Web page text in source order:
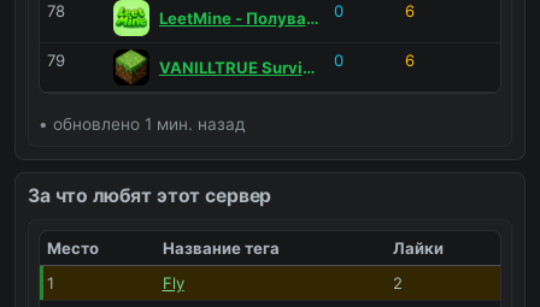
78 LeetMine - Полуванильная-анархия 0 6
79 VANILLTRUE Survival - Без читов 0 6
• обновлено 1 мин. назад
За что любят этот сервер
Место Название тега
Лайки
1
Fly
2